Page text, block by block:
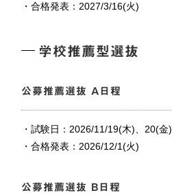
・合格発表：2027/3/16(火)
学校推薦型選抜
公募推薦選抜 A日程
・試験日：2026/11/19(木)、20(金)
・合格発表：2026/12/1(火)
公募推薦選抜 B日程